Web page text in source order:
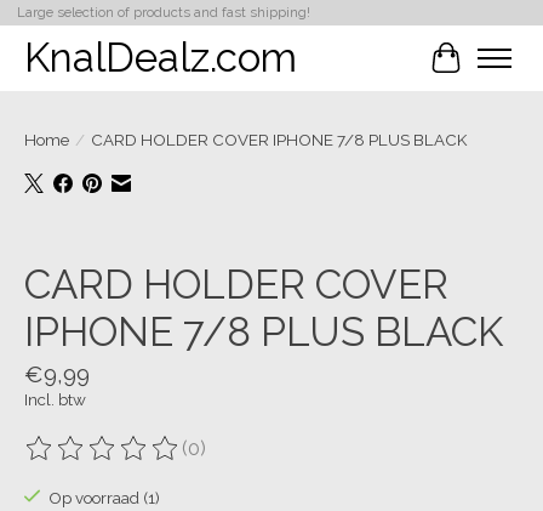
Large selection of products and fast shipping!
KnalDealz.com
Home / CARD HOLDER COVER IPHONE 7/8 PLUS BLACK
CARD HOLDER COVER
IPHONE 7/8 PLUS BLACK
€9,99
Incl. btw
De beoordeling van dit product is
(0)
Op voorraad (1)